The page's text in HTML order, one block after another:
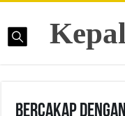
Bercakap